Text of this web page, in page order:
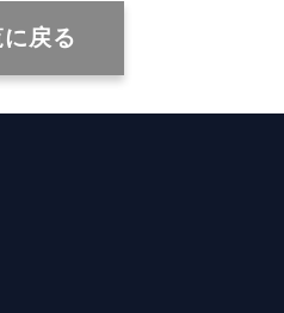
に戻る